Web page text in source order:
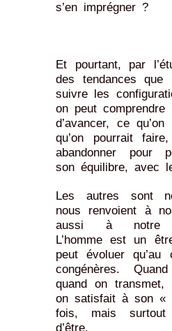
s’en imprégner ?
Et pourtant, par
des tendances que
suivre les
on peut
d’avancer, ce
qu’on pourrait
abandonner pour
son équilibre, avec
Les autres sont
nous renvoient à
aussi à notre
L’homme est un
peut évoluer
congénères.
quand on transmet,
on satisfait à son «
fois, mais
d’être.